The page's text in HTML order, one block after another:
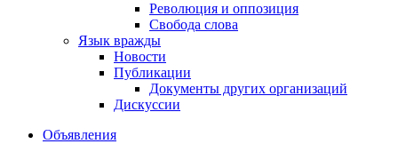
Революция и оппозиция
Свобода слова
Язык вражды
Новости
Публикации
Документы других организаций
Дискуссии
Объявления